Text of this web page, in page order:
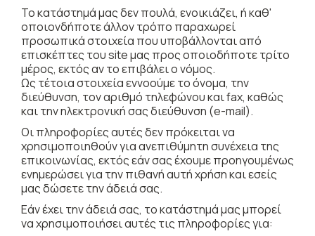
Το κατάστημά μας δεν πουλά, ενοικιάζει, ή καθ'
οποιονδήποτε άλλον τρόπο παραχωρεί
προσωπικά στοιχεία που υποβάλλονται από
επισκέπτες του site μας προς οποιοδήποτε τρίτο
μέρος, εκτός αν το επιβάλει ο νόμος.
Ως τέτοια στοιχεία εννοούμε το όνομα, την
διεύθυνση, τον αριθμό τηλεφώνου και fax, καθώς
και την ηλεκτρονική σας διεύθυνση (e-mail).
Οι πληροφορίες αυτές δεν πρόκειται να
χρησιμοποιηθούν για ανεπιθύμητη συνέχεια της
επικοινωνίας, εκτός εάν σας έχουμε προηγουμένως
ενημερώσει για την πιθανή αυτή χρήση και εσείς
μας δώσετε την άδειά σας.
Εάν έχει την άδειά σας, το κατάστημά μας μπορεί
να χρησιμοποιήσει αυτές τις πληροφορίες για: